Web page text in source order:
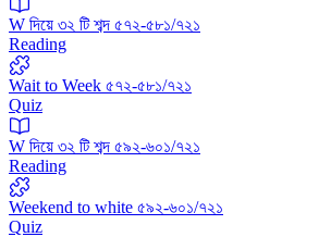
W দিয়ে ৩২ টি শব্দ ৫৭২-৫৮১/৭২১
Reading
Wait to Week ৫৭২-৫৮১/৭২১
Quiz
W দিয়ে ৩২ টি শব্দ ৫৯২-৬০১/৭২১
Reading
Weekend to white ৫৯২-৬০১/৭২১
Quiz